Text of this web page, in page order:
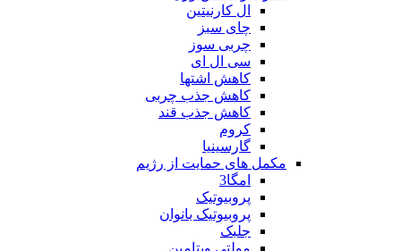
ال کارنیتین
چای سبز
چربی سوز
سی ال ای
کاهش اشتها
کاهش جذب چربی
کاهش جذب قند
کروم
گارسینیا
مکمل های حمایت از رژیم
امگا3
پروبیوتیک
پروبیوتیک بانوان
جلبک
مولتی ویتامین